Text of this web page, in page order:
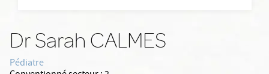
Dr Sarah CALMES
Pédiatre